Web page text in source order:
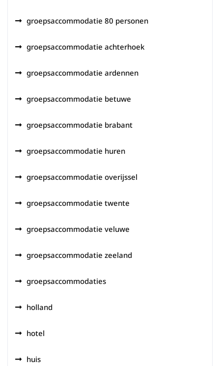
groepsaccommodatie 80 personen
groepsaccommodatie achterhoek
groepsaccommodatie ardennen
groepsaccommodatie betuwe
groepsaccommodatie brabant
groepsaccommodatie huren
groepsaccommodatie overijssel
groepsaccommodatie twente
groepsaccommodatie veluwe
groepsaccommodatie zeeland
groepsaccommodaties
holland
hotel
huis